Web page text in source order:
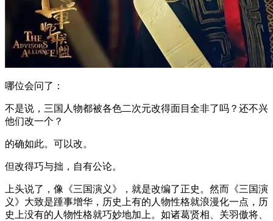
哪位会问了：
不是说，三国人物都被各色二次元改得面目全非了吗？还不兴
他们改一个？
的确如此。可以改。
但改得巧与拙，自有公论。
上头说了，像《三国演义》，就是改编了正史。然而《三国演
义》大致是踵事增华，历史上有的人物性格就浪漫化一点，历
史上没有的人物性格就巧妙地加上。如诸葛贤相、关羽傲将、